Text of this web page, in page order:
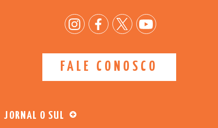
FALE CONOSCO
JORNAL O SUL